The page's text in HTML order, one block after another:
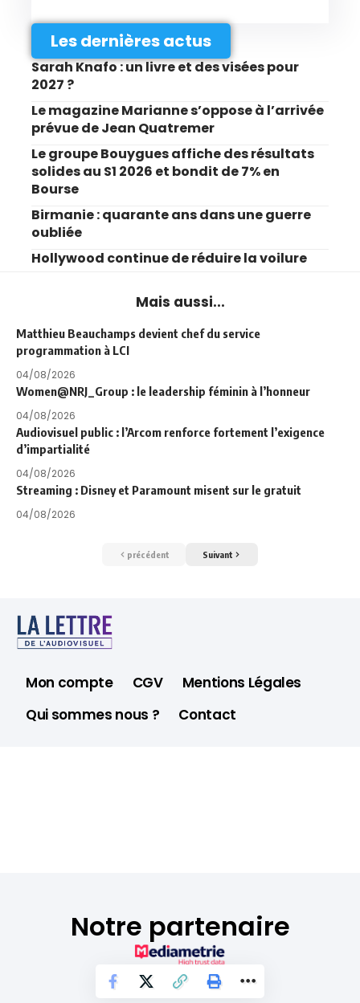
Les dernières actus
Sarah Knafo : un livre et des visées pour
2027 ?
Le magazine Marianne s’oppose à l’arrivée
prévue de Jean Quatremer
Le groupe Bouygues affiche des résultats
solides au S1 2026 et bondit de 7% en
Bourse
Birmanie : quarante ans dans une guerre
oubliée
Hollywood continue de réduire la voilure
Mais aussi...
Matthieu Beauchamps devient chef du service
programmation à LCI
04/08/2026
Women@NRJ_Group : le leadership féminin à l’honneur
04/08/2026
Audiovisuel public : l’Arcom renforce fortement l’exigence
d’impartialité
04/08/2026
Streaming : Disney et Paramount misent sur le gratuit
04/08/2026
précédent Suivant
Mon compte CGV
Mentions Légales
Qui sommes nous ?
Contact
Notre partenaire